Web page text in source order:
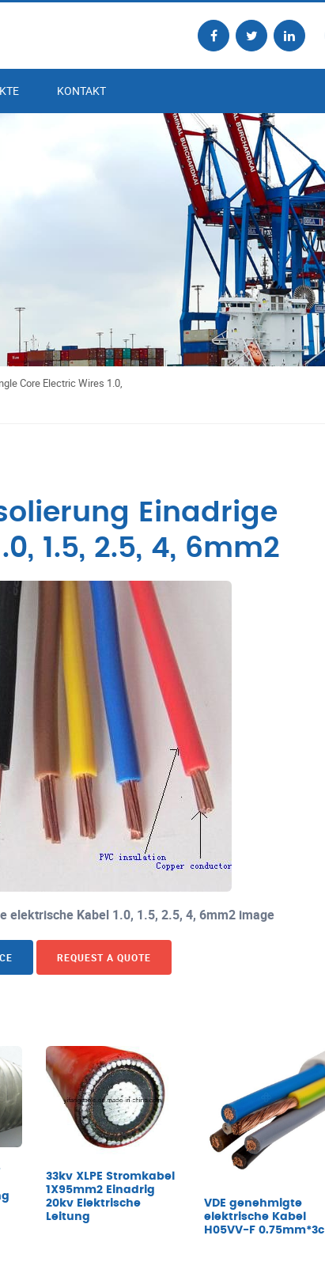
KONTAKT
Core Electric Wires 1.0,
Einadrige
1.5, 2.5, 4, 6mm2
elektrische Kabel 1.0, 1.5, 2.5, 4, 6mm2 image
REQUEST A QUOTE
33kv XLPE Stromkabel
1X95mm2 Einadrig
20kv Elektrische
Leitung
VDE genehmigte
elektrische Kabel
H05VV-F 0.75mm*3c